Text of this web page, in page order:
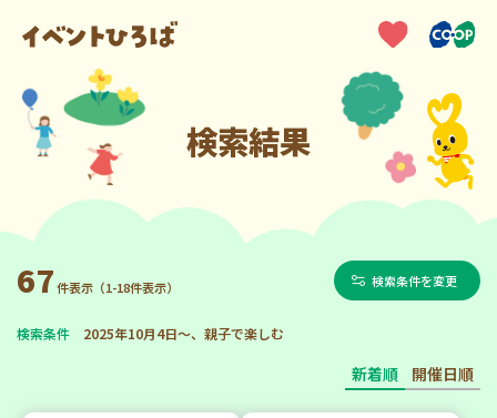
検索結果
67件表示（1-18件表示） 検索条件を変更
検索条件 2025年10月4日～、親子で楽しむ
新着順 開催日順